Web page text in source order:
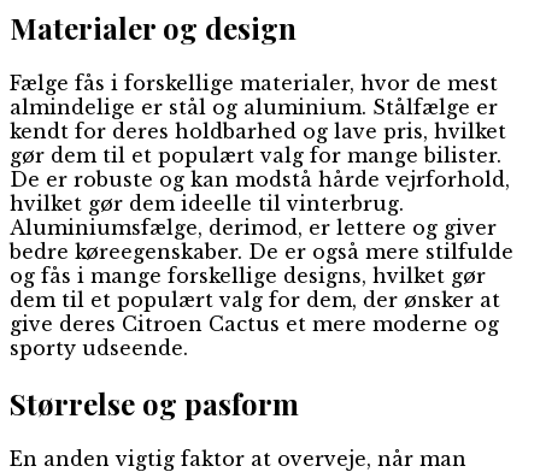
Materialer og design
Fælge fås i forskellige materialer, hvor de mest
almindelige er stål og aluminium. Stålfælge er
kendt for deres holdbarhed og lave pris, hvilket
gør dem til et populært valg for mange bilister.
De er robuste og kan modstå hårde vejrforhold,
hvilket gør dem ideelle til vinterbrug.
Aluminiumsfælge, derimod, er lettere og giver
bedre køreegenskaber. De er også mere stilfulde
og fås i mange forskellige designs, hvilket gør
dem til et populært valg for dem, der ønsker at
give deres Citroen Cactus et mere moderne og
sporty udseende.
Størrelse og pasform
En anden vigtig faktor at overveje, når man